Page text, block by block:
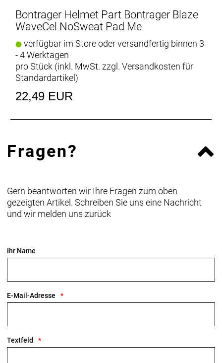
Bontrager Helmet Part Bontrager Blaze
WaveCel NoSweat Pad Me
verfügbar im Store oder versandfertig binnen 3
- 4 Werktagen
pro Stück (inkl. MwSt. zzgl. Versandkosten für
Standardartikel)
22,49 EUR
Fragen?
Gern beantworten wir Ihre Fragen zum oben
gezeigten Artikel. Schreiben Sie uns eine Nachricht
und wir melden uns zurück
Ihr Name
E-Mail-Adresse
Textfeld